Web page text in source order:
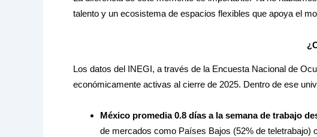
talento y un ecosistema de espacios flexibles que apoya el
Los datos del INEGI, a través de la Encuesta Nacional de
económicamente activas al cierre de 2025. Dentro de ese
México promedia 0.8 días a la semana de trabajo
de mercados como Países Bajos (52% de teletrabajo)